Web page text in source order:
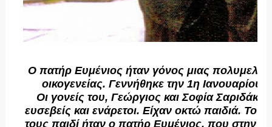
Ο πατήρ Ευμένιος ήταν γόνος μιας
οικογενείας. Γεννήθηκε την 1η Ιανουαρίου
Οι γονείς του, Γεώργιος και Σοφία
ευσεβείς και ενάρετοι. Είχαν οκτώ παιδιά. Το
τους παιδί ήταν ο πατήρ Ευμένιος, που στην